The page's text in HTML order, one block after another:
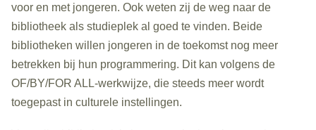
voor en met jongeren. Ook weten zij de weg naar de
bibliotheek als studieplek al goed te vinden. Beide
bibliotheken willen jongeren in de toekomst nog meer
betrekken bij hun programmering. Dit kan volgens de
OF/BY/FOR ALL-werkwijze, die steeds meer wordt
toegepast in culturele instellingen.